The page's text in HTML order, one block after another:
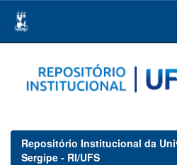
navigation
Repositório Institucional da
Sergipe - RI/UFS